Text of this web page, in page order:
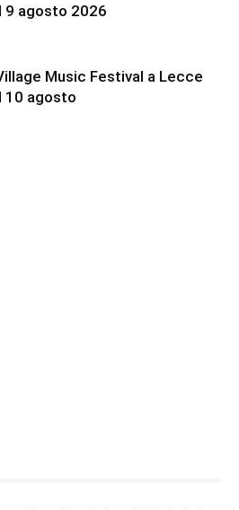
9 agosto 2026
Music Festival a Lecce
10 agosto